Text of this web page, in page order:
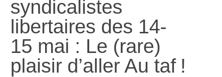
syndicalistes
libertaires des 14-
15 mai : Le (rare)
plaisir d’aller Au taf !